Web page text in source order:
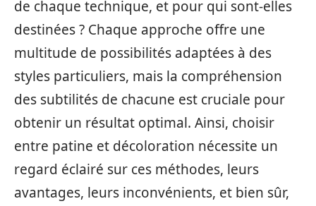
de chaque technique, et pour qui sont-elles
destinées ? Chaque approche offre une
multitude de possibilités adaptées à des
styles particuliers, mais la compréhension
des subtilités de chacune est cruciale pour
obtenir un résultat optimal. Ainsi, choisir
entre patine et décoloration nécessite un
regard éclairé sur ces méthodes, leurs
avantages, leurs inconvénients, et bien sûr,